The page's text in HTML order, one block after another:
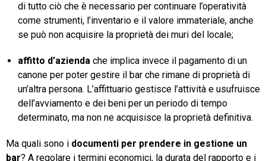
di tutto ciò che è necessario per continuare l’operatività
come strumenti, l’inventario e il valore immateriale, anche
se può non acquisire la proprietà dei muri del locale;
affitto d’azienda che implica invece il pagamento di un
canone per poter gestire il bar che rimane di proprietà di
un’altra persona. L’affittuario gestisce l’attività e usufruisce
dell’avviamento e dei beni per un periodo di tempo
determinato, ma non ne acquisisce la proprietà definitiva.
Ma quali sono i documenti per prendere in gestione un
bar? A regolare i termini economici, la durata del rapporto e i